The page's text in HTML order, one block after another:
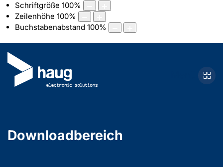
Schriftgröße 100%
Zeilenhöhe 100%
Buchstabenabstand 100%
Downloadbereich